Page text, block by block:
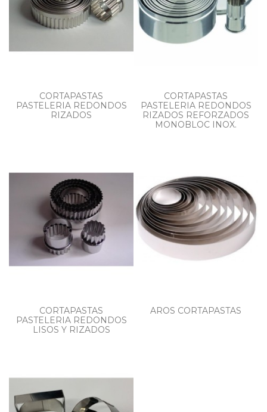
CORTAPASTAS
PASTELERIA REDONDOS
RIZADOS
CORTAPASTAS
PASTELERIA REDONDOS
RIZADOS REFORZADOS
MONOBLOC INOX.
CORTAPASTAS
PASTELERIA REDONDOS
LISOS Y RIZADOS
AROS CORTAPASTAS